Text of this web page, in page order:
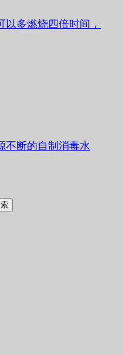
多燃烧四倍时间，
不断的自制消毒水